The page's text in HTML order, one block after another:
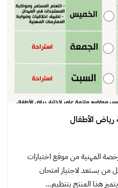
رياض الأطفال
المهنية من موقع اختبارات
من يستعد لاجتياز امتحان
هذا المنتج بتنظيم…